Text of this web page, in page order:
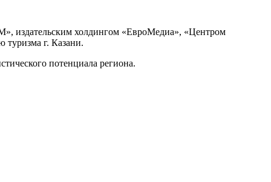
издательским холдингом «ЕвроМедиа», «Центром
туризма г. Казани.
потенциала региона.